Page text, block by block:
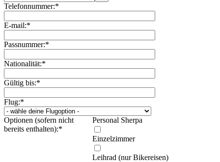
Telefonnummer:*
E-mail:*
Passnummer:*
Nationalität:*
Gültig bis:*
Flug:*
Optionen (sofern nicht
bereits enthalten):*
Personal Sherpa
Einzelzimmer
Leihrad (nur Bikereisen)